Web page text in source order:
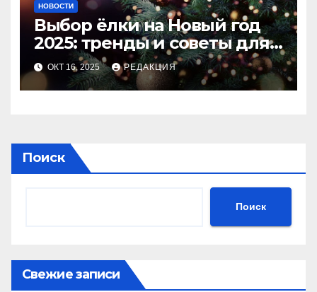
НОВОСТИ
Выбор ёлки на Новый год
2025: тренды и советы для
идеального праздника
ОКТ 16, 2025 РЕДАКЦИЯ
Поиск
Поиск
Свежие записи